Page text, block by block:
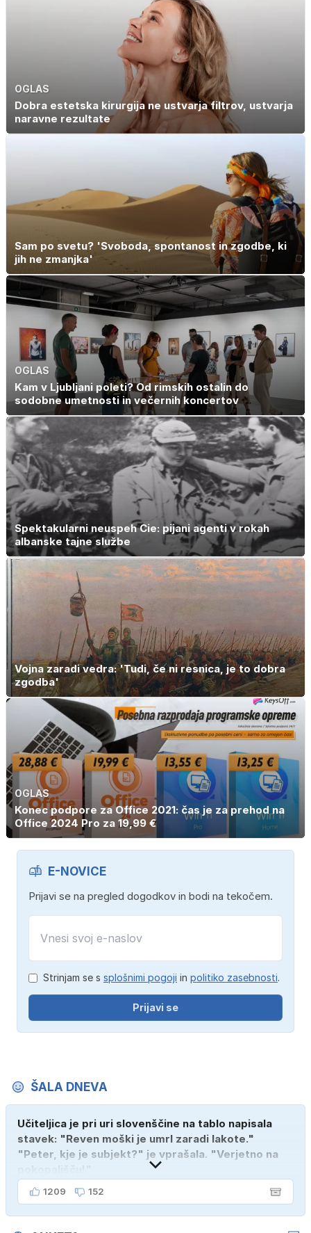
OGLAS
Dobra estetska kirurgija ne ustvarja filtrov, ustvarja
naravne rezultate
Sam po svetu? 'Svoboda, spontanost in zgodbe, ki
jih ne zmanjka'
OGLAS
Kam v Ljubljani poleti? Od rimskih ostalin do
sodobne umetnosti in večernih koncertov
Spektakularni neuspeh Cie: pijani agenti v rokah
albanske tajne službe
Vojna zaradi vedra: 'Tudi, če ni resnica, je to dobra
zgodba'
OGLAS
Konec podpore za Office 2021: čas je za prehod na
Office 2024 Pro za 19,99 €
E-NOVICE
Prijavi se na pregled dogodkov in bodi na tekočem.
Strinjam se s splošnimi pogoji in politiko zasebnosti.
Prijavi se
ŠALA DNEVA
Učiteljica je pri uri slovenščine na tablo napisala
stavek: "Reven moški je umrl zaradi lakote."
"Peter, kje je subjekt?" je vprašala. "Verjetno na
1209 152